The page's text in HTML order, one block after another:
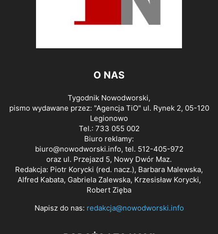
O NAS
Tygodnik Nowodworski,
pismo wydawane przez: "Agencja TiO" ul. Rynek 2, 05-120
Legionowo
Tel.: 733 055 002
Biuro reklamy:
biuro@nowodworski.info, tel. 512-405-972
oraz ul. Przejazd 5, Nowy Dwór Maz.
Redakcja: Piotr Korycki (red. nacz.), Barbara Malewska,
Alfred Kabata, Gabriela Zalewska, Krzesisław Korycki,
Robert Zięba
Napisz do nas: redakcja@nowodworski.info